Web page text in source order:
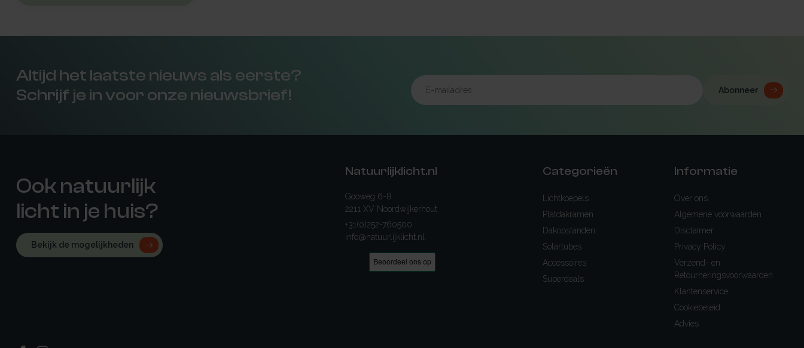
Altijd het laatste nieuws als eerste?
Schrijf je in voor onze nieuwsbrief!
Abonneer
Ook natuurlijk
licht in je huis?
Bekijk de mogelijkheden
Natuurlijklicht.nl
Gooweg 6-8
2211 XV Noordwijkerhout
+31(0)252-760500
info@natuurlijklicht.nl
Categorieën
Lichtkoepels
Platdakramen
Dakopstanden
Solartubes
Accessoires
Superdeals
Informatie
Over ons
Algemene voorwaarden
Disclaimer
Privacy Policy
Verzend- en
Retourneringsvoorwaarden
Klantenservice
Cookiebeleid
Advies